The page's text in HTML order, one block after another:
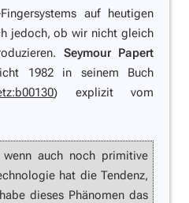
auf heutigen
jedoch, ob wir nicht gleich
Seymour Papert
1982 in seinem Buch
) explizit vom
wenn auch noch primitive
hat die Tendenz,
dieses Phänomen das